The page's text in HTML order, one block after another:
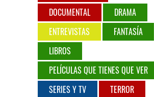
DOCUMENTAL
DRAMA
ENTREVISTAS
FANTASÍA
LIBROS
PELÍCULAS QUE TIENES QUE VER
SERIES Y TV
TERROR